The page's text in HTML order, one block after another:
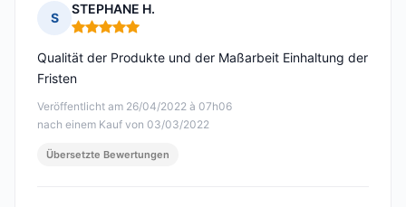
S
STEPHANE H.
Hinweis: 5 von 5
Veröffentlicht am 26/04/2022 à 07h06
nach einem Kauf von 03/03/2022
Qualität der Produkte und der Maßarbeit Einhaltung der
Fristen
Übersetzte Bewertungen